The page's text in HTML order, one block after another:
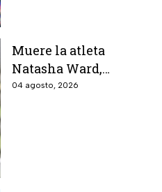
Muere la atleta
Natasha Ward,
promesa del atletismo
04 agosto, 2026